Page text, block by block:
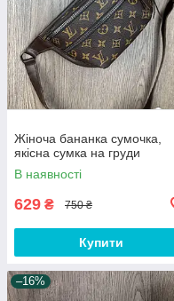
Жіноча бананка сумочка,
якісна сумка на груди
В наявності
629 ₴ 750 ₴
Купити
–16%